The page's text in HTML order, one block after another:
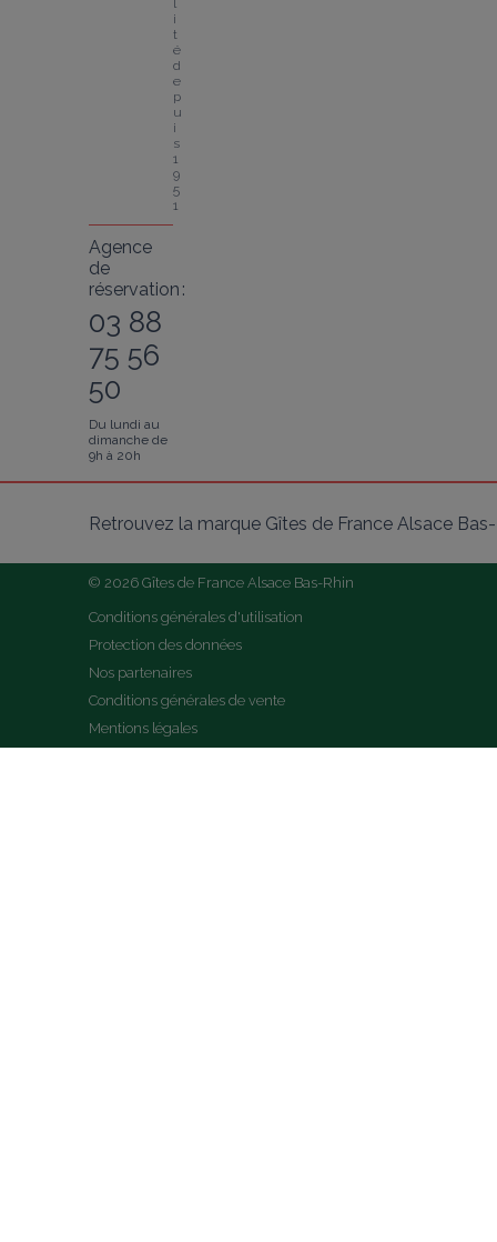
l
i
t
é
d
e
p
u
i
s
1
9
5
1
Agence
de
réservation :
03 88
75 56
50
Du lundi au
dimanche de
9h à 20h
Retrouvez la marque Gîtes de France Alsace
© 2026 Gîtes de France Alsace Bas-Rhin
Conditions générales d'utilisation
Protection des données
Nos partenaires
Conditions générales de vente
Mentions légales